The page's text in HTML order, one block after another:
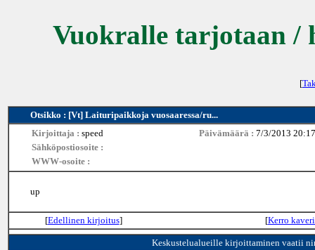
Vuokralle tarjotaan /
[
Otsikko : [Vt] Laituripaikkoja vuosaaressa/ru...
Kirjoittaja : speed Päivämäärä : 7/3/2013
Sähköpostiosoite :
WWW-osoite :
up
[Edellinen kirjoitus] [Kerro
Keskustelualueille kirjoittaminen vaatii